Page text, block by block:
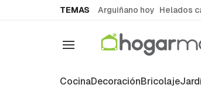
TEMAS Arguiñano hoy Helados
Navegación
CocinaDecoraciónBricolaje